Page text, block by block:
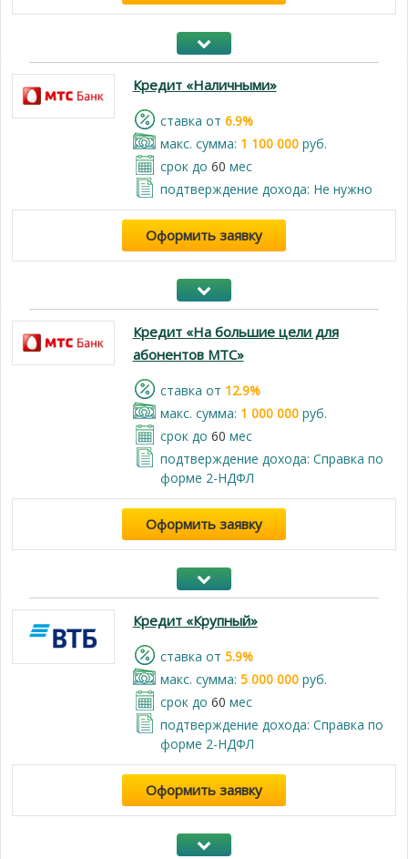
Кредит «Наличными»
cтавка от 6.9%
макс. сумма: 1 100 000руб.
срок до 60 мес
подтверждение дохода: Не нужно
Оформить заявку
Кредит «На большие цели для
абонентов МТС»
cтавка от 12.9%
макс. сумма: 1 000 000руб.
срок до 60 мес
подтверждение дохода: Справка по
форме 2-НДФЛ
Оформить заявку
Кредит «Крупный»
cтавка от 5.9%
макс. сумма: 5 000 000руб.
срок до 60 мес
подтверждение дохода: Справка по
форме 2-НДФЛ
Оформить заявку